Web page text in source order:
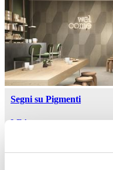
Segni su Pigmenti
LEA